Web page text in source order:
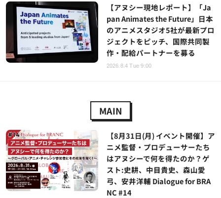
【アヌシー現地レポート】「Ja
pan Animates the Future」日本
のアニメスタジオ5社が最新プロ
ジェクトをピッチ、国際共同製
作・配給パートナーを募る
2026.8.4 Tue 9:00
MAIN
【8月31日(月) イベント開催】ア
ニメ監督・プロデューサーたち
はアヌシーで何を得たのか？ゲ
スト:史耕、中目貴史、森山愛
弓、安井洋輔 Dialogue for BRA
NC #14